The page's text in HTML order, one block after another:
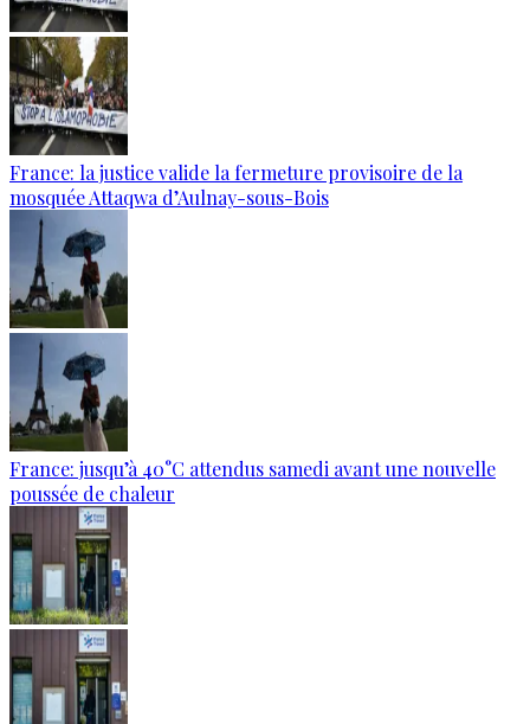
France: la justice valide la fermeture provisoire de la
mosquée Attaqwa d’Aulnay-sous-Bois
France: jusqu’à 40°C attendus samedi avant une nouvelle
poussée de chaleur